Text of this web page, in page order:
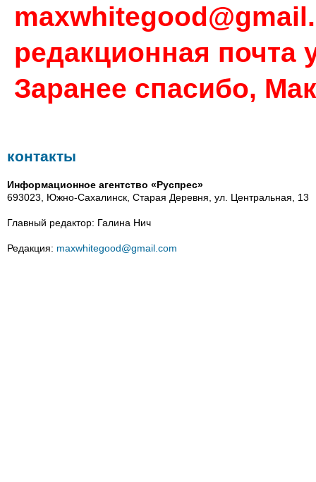
редакционная почта
Заранее спасибо,
контакты
Информационное агентство «Руспрес»
693023, Южно-Сахалинск, Старая Деревня, ул. Центральная, 13
Главный редактор: Галина Нич
Редакция: maxwhitegood@gmail.com